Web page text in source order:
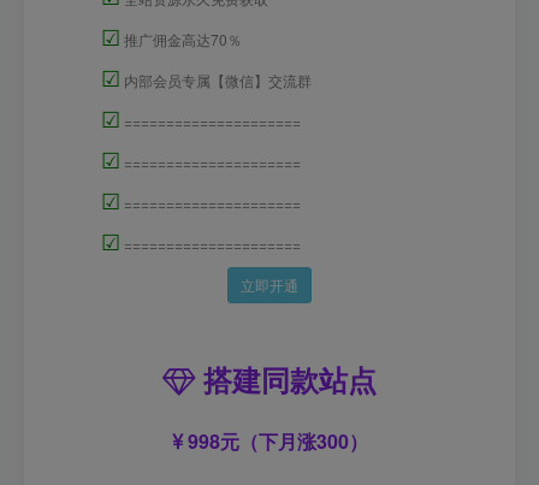
☑ 推广佣金高达70％
☑ 内部会员专属【微信】交流群
☑ =====================
☑ =====================
☑ =====================
☑ =====================
立即开通
搭建同款站点
998元（下月涨300）